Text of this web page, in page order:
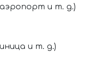
и т. д.)
и т. д.)